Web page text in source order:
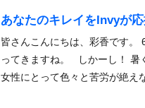
あなたのキレイをInvyが応
皆さんこんにちは、彩香です。
ってきますね。 しかーし！ 暑
女性にとって色々と苦労が絶え